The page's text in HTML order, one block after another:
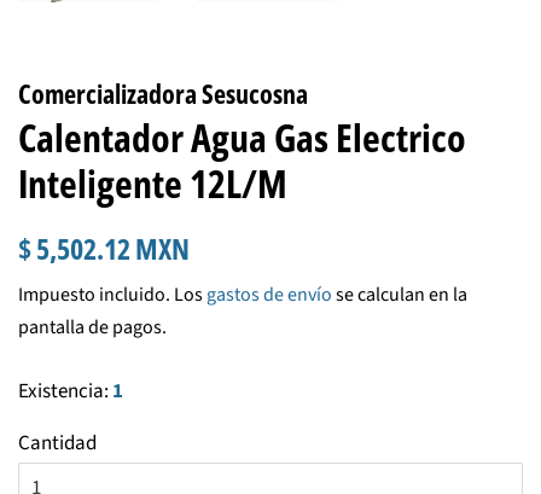
Comercializadora Sesucosna
Calentador Agua Gas Electrico
Inteligente 12L/M
Precio
$ 5,502.12 MXN
venta
Impuesto incluido. Losgastos de envíose calculan en la
pantalla de pagos.
Existencia: 1
Cantidad